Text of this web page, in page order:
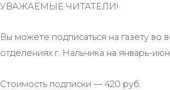
УВАЖАЕМЫЕ ЧИТАТЕЛИ!
Вы можете подписаться на газету во
отделениях г. Нальчика на январь-
Стоимость подписки — 420 руб.